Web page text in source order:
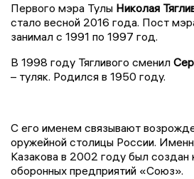
Первого мэра Тулы Николая
стало весной 2016 года. Пост
занимал с 1991 по 1997 год.
В 1998 году Тягливого сменил
– туляк. Родился в 1950 году.
С его именем связывают
оружейной столицы России.
Казакова в 2002 году был создан
оборонных предприятий «Союз».